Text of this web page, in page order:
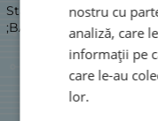
Stare: NOU / NOU
;BALAMA UȘĂ
nostru cu
analiză, care
informații pe
care le-au
lor.